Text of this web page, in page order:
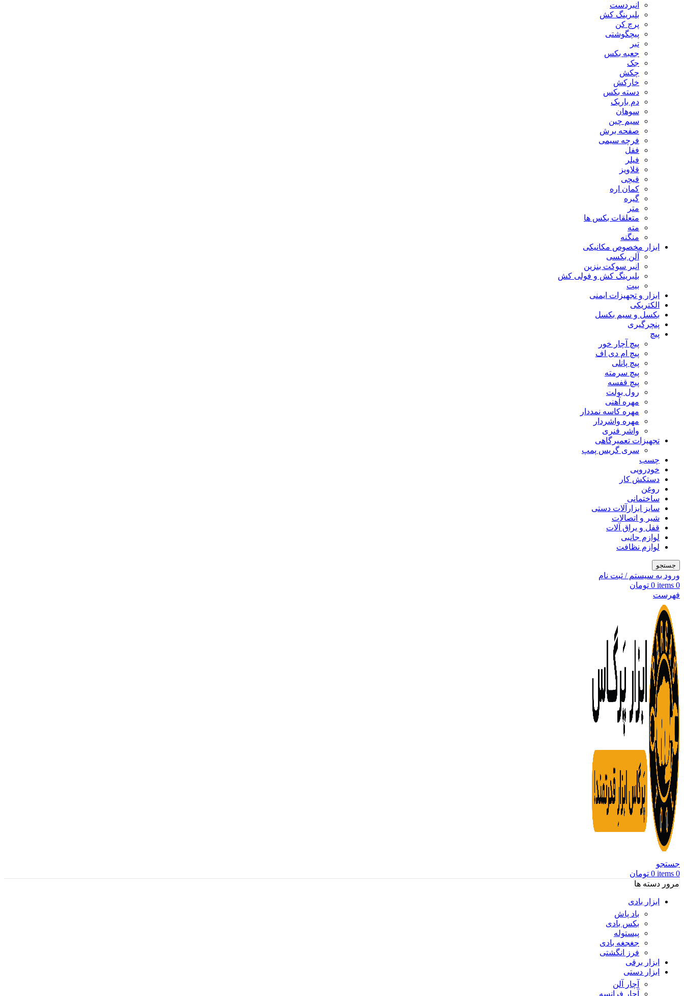
انبردست
بلبرینگ کش
پرچ کن
پیچگوشتی
تبر
جعبه بکس
جک
چکش
خارکش
دسته بکس
دم باریک
سوهان
سیم چین
صفحه برش
فرچه سیمی
ففل
فیلر
قلاویز
قیچی
کمان اره
گیره
متر
متعلقات بکس ها
مته
منگنه
ابزار مخصوص مکانیکی
آلن بکسی
انبر سوکت بنزین
بلبرینگ کش و فولی کش
بیت
ابزار و تجهیزات ایمنی
الکتریکی
بکسل و سیم بکسل
پنچرگیری
پیچ
پیچ آچار خور
پیچ ام دی اف
پیچ پانلی
پیچ سرمته
پیچ قفسه
رول بولت
مهره آهنی
مهره کاسه نمددار
مهره واشردار
واشر فنری
تجهیزات تعمیرگاهی
سری گریس پمپ
چسب
خودرویی
دستکش کار
روغن
ساختمانی
سایز ابزارآلات دستی
شیر و اتصالات
قفل و یراق آلات
لوازم جانبی
لوازم نظافت
جستجو
ورود به سیستم / ثبت نام
0
items
0 تومان
فهرست
جستجو
0
items
0 تومان
مرور دسته ها
ابزار بادی
باد پاش
بکس بادی
پیستوله
جغجغه بادی
فرز انگشتی
ابزار برقی
ابزار دستی
آچار آلن
آچار فرانسه